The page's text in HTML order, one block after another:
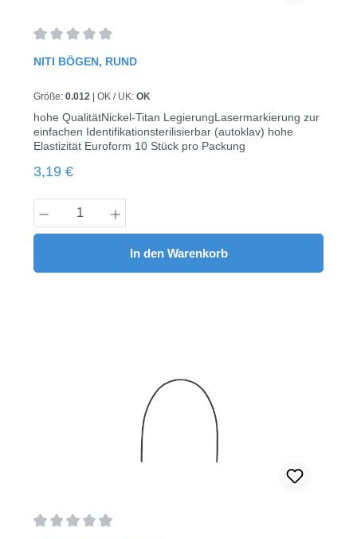
Durchschnittliche Bewertung von 0 von 5 Sternen
NITI BÖGEN, RUND
Größe: 0.012 OK / UK: OK
hohe QualitätNickel-Titan LegierungLasermarkierung zur
einfachen Identifikationsterilisierbar (autoklav) hohe
Elastizität Euroform 10 Stück pro Packung
Regulärer Preis:
3,19 €
Produkt Anzahl: Gib den gewünschten
In den Warenkorb